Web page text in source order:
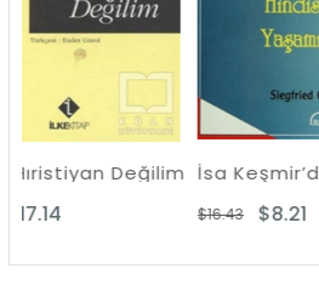
İsa Keşmir’de mi Öldü?